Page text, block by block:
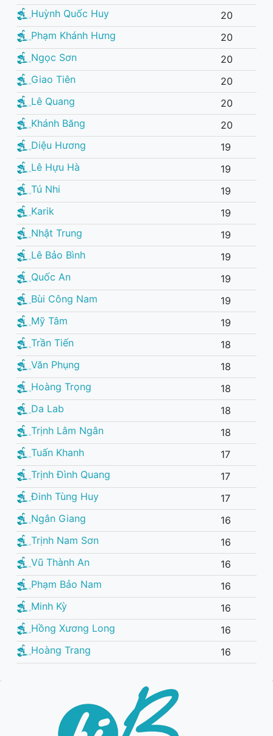
Huỳnh Quốc Huy
20
Phạm Khánh Hưng
20
Ngọc Sơn
20
Giao Tiên
20
Lê Quang
20
Khánh Băng
20
Diệu Hương
19
Lê Hựu Hà
19
Tú Nhi
19
Karik
19
Nhật Trung
19
Lê Bảo Bình
19
Quốc An
19
Bùi Công Nam
19
Mỹ Tâm
19
Trần Tiến
18
Văn Phụng
18
Hoàng Trọng
18
Da Lab
18
Trịnh Lâm Ngân
18
Tuấn Khanh
17
Trịnh Đình Quang
17
Đinh Tùng Huy
17
Ngân Giang
16
Trịnh Nam Sơn
16
Vũ Thành An
16
Phạm Bảo Nam
16
Minh Kỳ
16
Hồng Xương Long
16
Hoàng Trang
16